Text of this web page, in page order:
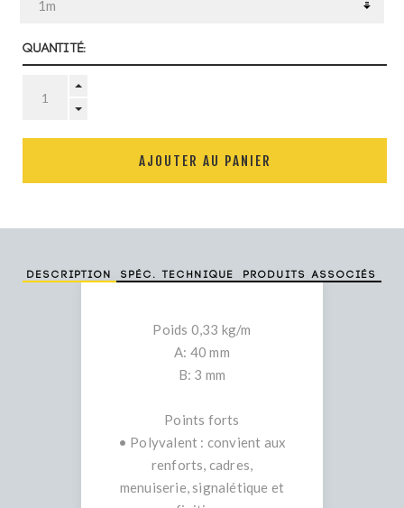
Quantité:
AJOUTER AU PANIER
Description Spéc. technique Produits associés
Poids 0,33 kg/m
A: 40 mm
B: 3 mm
Points forts
• Polyvalent : convient aux
renforts, cadres,
menuiserie, signalétique et